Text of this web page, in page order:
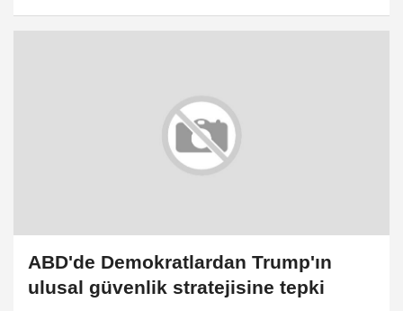
satmakla suçladı
ABD'de Demokratlardan Trump'ın
ulusal güvenlik stratejisine tepki